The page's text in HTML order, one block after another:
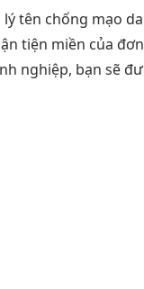
lý tên chống mạo
tiện miền của
nghiệp, bạn sẽ